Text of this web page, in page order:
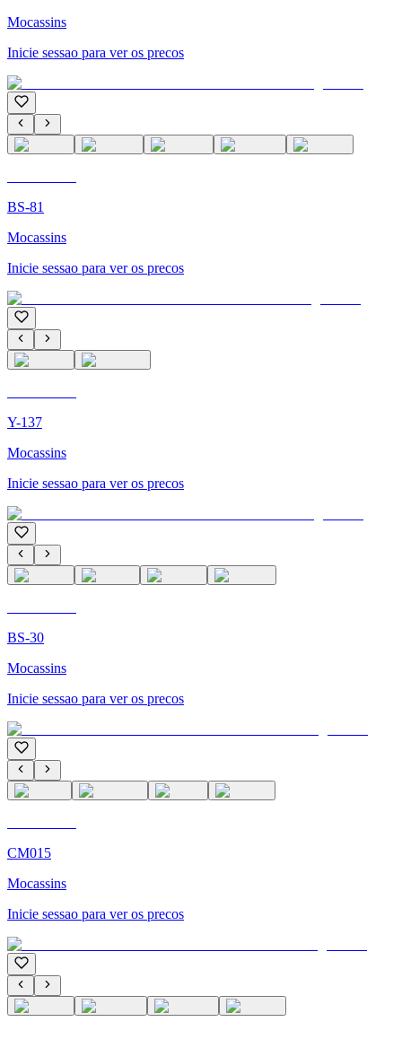
Mocassins
Inicie sessao para ver os precos
BS-81
Mocassins
Inicie sessao para ver os precos
Y-137
Mocassins
Inicie sessao para ver os precos
BS-30
Mocassins
Inicie sessao para ver os precos
CM015
Mocassins
Inicie sessao para ver os precos